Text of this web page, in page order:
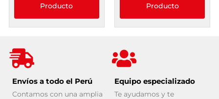
Producto
Producto
Envíos a todo el Perú
Contamos con una amplia
Equipo especializado
Te ayudamos y te